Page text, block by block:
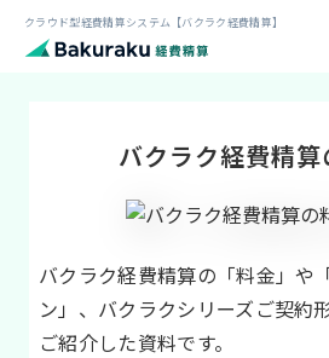
クラウド型経費精算システム【バクラク経費精算】
バクラク経費精
バクラク経費精算の「料金」や
ン」、バクラクシリーズご契約
ご紹介した資料です。